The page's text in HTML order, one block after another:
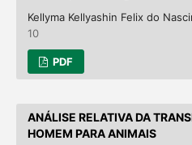
Kellyma Kellyashin Felix do
10
PDF
ANÁLISE RELATIVA DA
HOMEM PARA ANIMAIS